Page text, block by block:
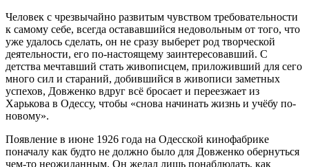
Человек с чрезвычайно развитым чувством требовательности
к самому себе, всегда остававшийся недовольным от того, что
уже удалось сделать, он не сразу выберет род творческой
деятельности, его по-настоящему заинтересовавший. С
детства мечтавший стать живописцем, приложивший для сего
много сил и стараний, добившийся в живописи заметных
успехов, Довженко вдруг всё бросает и переезжает из
Харькова в Одессу, чтобы «снова начинать жизнь и учёбу по-
новому».
Появление в июне 1926 года на Одесской кинофабрике
поначалу как будто не должно было для Довженко обернуться
чем-то неожиданным. Он желал лишь понаблюдать, как